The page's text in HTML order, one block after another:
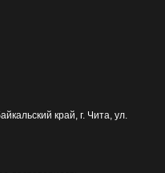
край, г. Чита, ул.